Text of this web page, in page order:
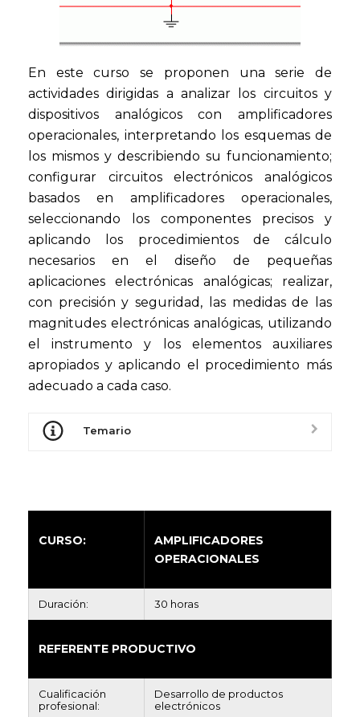
En este curso se proponen una serie de
actividades dirigidas a analizar los circuitos y
dispositivos analógicos con amplificadores
operacionales, interpretando los esquemas de
los mismos y describiendo su funcionamiento;
configurar circuitos electrónicos analógicos
basados en amplificadores operacionales,
seleccionando los componentes precisos y
aplicando los procedimientos de cálculo
necesarios en el diseño de pequeñas
aplicaciones electrónicas analógicas; realizar,
con precisión y seguridad, las medidas de las
magnitudes electrónicas analógicas, utilizando
el instrumento y los elementos auxiliares
apropiados y aplicando el procedimiento más
adecuado a cada caso.
Temario
CURSO:
AMPLIFICADORES
OPERACIONALES
Duración: 30 horas
REFERENTE PRODUCTIVO
Cualificación
profesional:
Desarrollo de productos
electrónicos